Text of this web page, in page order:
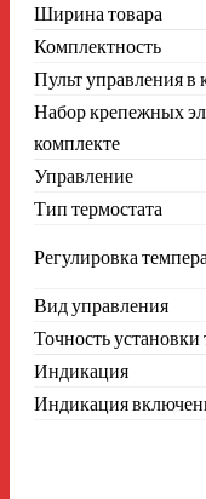
Ширина товара
Комплектность
Пульт управления в
Набор крепежных
комплекте
Управление
Тип термостата
Регулировка
Вид управления
Точность
Индикация
Индикация